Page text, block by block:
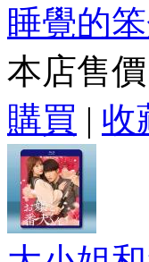
睡覺的
本店售價
購買 | 收